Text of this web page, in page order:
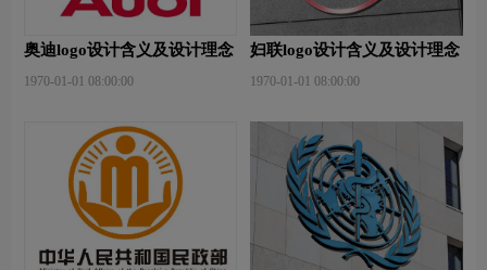
奥迪logo设计含义及设计理念
1970-01-01 08:00:00
妇联logo设计含义及设计理念
1970-01-01 08:00:00